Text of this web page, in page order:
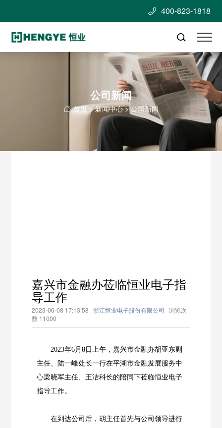
 400-823-1818

公司新闻
 首页 >新闻中心>公司新闻
嘉兴市金融办莅临恒业电子指
导工作
2023-06-08 17:13:58 浙江恒业电子股份有限公司
浏览次
数 11000
2023年6月8日上午，嘉兴市金融办胡亚东副
主任、陆一峰处长一行在平湖市金融发展服务中
心梁晓军主任、王洁科长的陪同下莅临恒业电子
指导工作。
在到达公司后，胡主任首先与公司领导进行